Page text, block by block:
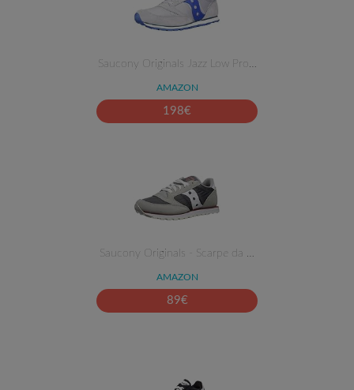
Saucony Originals Jazz Low Pro…
AMAZON
198€
Saucony Originals - Scarpe da …
AMAZON
89€